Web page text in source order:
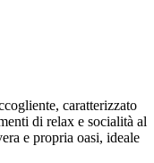
caratterizzato
di relax e socialità al
e propria oasi, ideale